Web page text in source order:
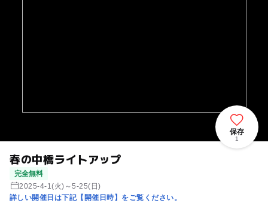
春の中橋ライトアップ
完全無料
2025-4-1(火)～5-25(日)
詳しい開催日は下記【開催日時】をご覧ください。
保存
1